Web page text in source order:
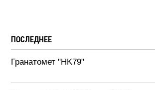
ПОСЛЕДНЕЕ
Гранатомет "HK79"